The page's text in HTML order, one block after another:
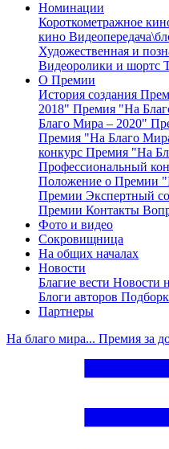
Номинации
Короткометражное
кино
Художественная и
Видеоролики и шортс
О Премии
История создания
2018" Премия "На
Благо Мира – 2020"
Премия "На Благо
конкурс Премия "На
Профессиональный
Положение о Премии
Премии Экспертный
Премии Контакты
Фото и видео
Сокровищница
На общих началах
Новости
Благие вести Новости
Блоги авторов
Партнеры
На благо мира... Премия за